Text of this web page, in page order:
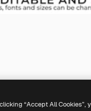
“Accept All